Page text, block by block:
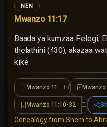
Mwanzo 11:17
NEN
Baada ya kumzaa Pelegi,
thelathini (430), akazaa
kike.
Mwanzo 11 Mwanzo 11
Mwanzo 11:10-32 Mwanzo
Genealogy from Shem to